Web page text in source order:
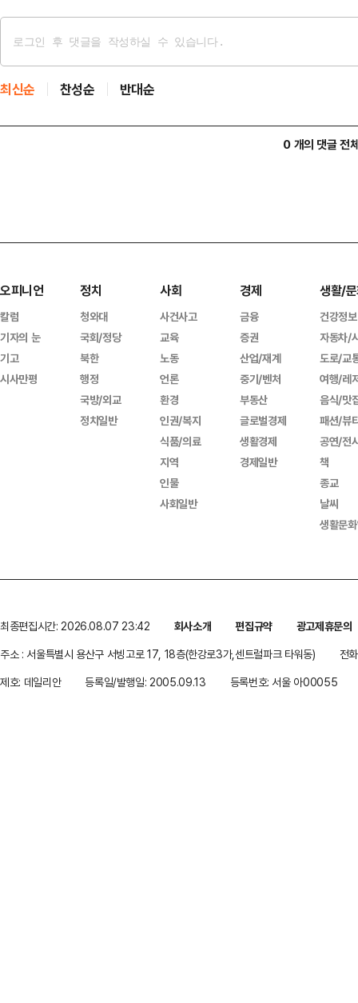
최신순 찬성순 반대순
0 개의 댓글 전
오피니언
칼럼
기자의 눈
기고
시사만평
정치
청와대
국회/정당
북한
행정
국방/외교
정치일반
사회
사건사고
교육
노동
언론
환경
인권/복지
식품/의료
지역
인물
사회일반
경제
금융
증권
산업/재계
중기/벤처
부동산
글로벌경제
생활경제
경제일반
생활/
건강정보
자동차/
도로/교
여행/레
음식/맛
패션/뷰
공연/전
책
종교
날씨
생활문
최종편집시간: 2026.08.07 23:42 회사소개 편집규약
광고제휴문의
주소 : 서울특별시 용산구 서빙고로 17, 18층(한강로3가,센트럴파크 타워동)
전
제호: 데일리안
등록일/발행일: 2005.09.13 등록번호: 서울 아00055